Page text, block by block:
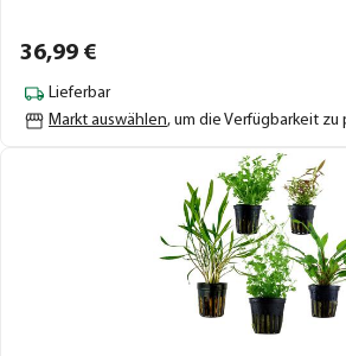
36,99 €
Lieferbar
Markt auswählen, um die Verfügbarkeit zu